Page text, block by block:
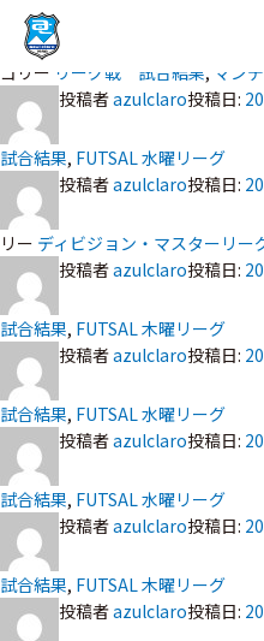
ゴリー リーグ戦 試合結果, マン
投稿者azulclaro投稿日:
試合結果, FUTSAL 水曜リーグ
投稿者azulclaro投稿日:
リー ディビジョン・マスターリー
投稿者azulclaro投稿日:
試合結果, FUTSAL 木曜リーグ
投稿者azulclaro投稿日:
試合結果, FUTSAL 水曜リーグ
投稿者azulclaro投稿日:
試合結果, FUTSAL 水曜リーグ
投稿者azulclaro投稿日:
試合結果, FUTSAL 木曜リーグ
投稿者azulclaro投稿日: